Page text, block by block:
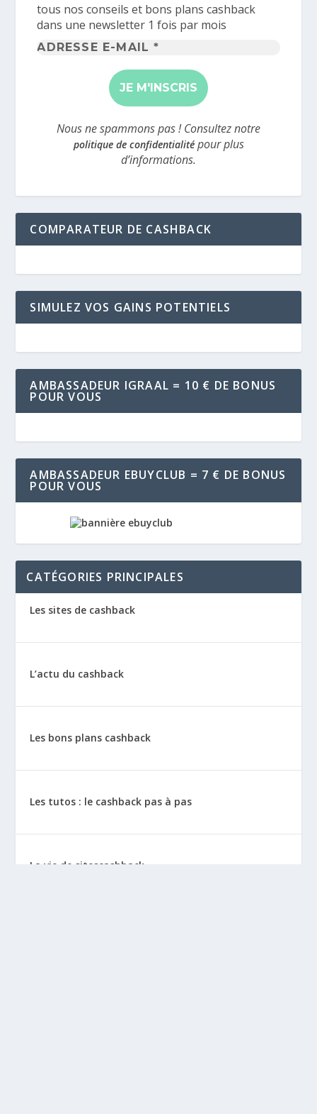
tous nos conseils et bons plans cashback
dans une newsletter 1 fois par mois
Adresse
mail
*
Nous ne spammons pas ! Consultez notre
politique de confidentialitépour plus
d’informations.
COMPARATEUR DE CASHBACK
SIMULEZ VOS GAINS POTENTIELS
AMBASSADEUR IGRAAL = 10 € DE BONUS
POUR VOUS
AMBASSADEUR EBUYCLUB = 7 € DE BONUS
POUR VOUS
CATÉGORIES PRINCIPALES
Les sites de cashback
L’actu du cashback
Les bons plans cashback
Les tutos : le cashback pas à pas
La vie de sitescashback